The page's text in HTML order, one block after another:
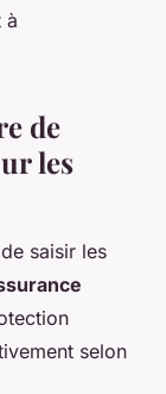
à
de
les
saisir les
selon